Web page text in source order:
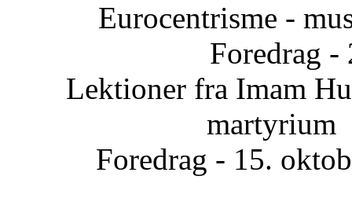
Eurocentrisme -
Foredrag -
Lektioner fra Imam
martyrium
Foredrag - 15.